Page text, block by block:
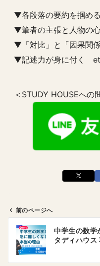
▼各段落の要約を掴める
▼筆者の主張と人物の
▼「対比」と「因果関
▼記述力が身に付く
＜STUDY HOUSEへの
ビ
前のページへ
中学生の数学
タディハウス